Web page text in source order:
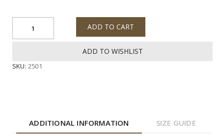
ADD TO CART
ADD TO WISHLIST
SKU: 2501
ADDITIONAL INFORMATION SIZE GUIDE